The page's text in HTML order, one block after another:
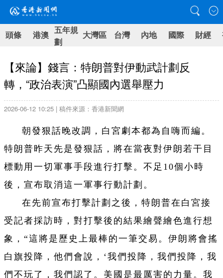
頭條 港澳 五年規
劃
大灣區 台灣 內地 國際 財經
【來論】錢言：特朗普對伊動武計劃反
轉，“政治表演”凸顯國內選舉壓力
2026-06-12 10:25 | 稿件來源：香港新聞網
朝發狠話晚改調，白宮劇本都為自嗨而編。
特朗普昨天先是發狠話，將在當夜對伊朗若干目
標動用一切軍事手段進行打擊。不足10個小時
後，宣布取消這一軍事行動計劃。
在先前宣布打擊計劃之後，特朗普在白宮接
受記者採訪時，對打擊後的結果繪聲繪色進行想
象，“這將是歷史上最棒的一筆交易。伊朗將會搖
白旗投降，他們會說，‘我們投降，我們投降，我
們不玩了，我們認了。美國是最厲害的力量。我